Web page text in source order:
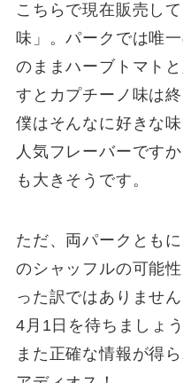
こちらで現在販売し
味」。パークでは唯
のままハーブトマト
すとカプチーノ味は
僕はそんなに好きな
人気フレーバーです
も大きそうです。
ただ、両パークとも
のシャッフルの可能
った訳ではありません
4月1日を待ちましょ
また正確な情報が得